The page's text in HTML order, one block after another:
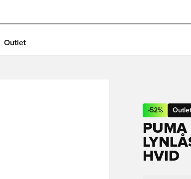
Outlet
-52% Outlet
HVID